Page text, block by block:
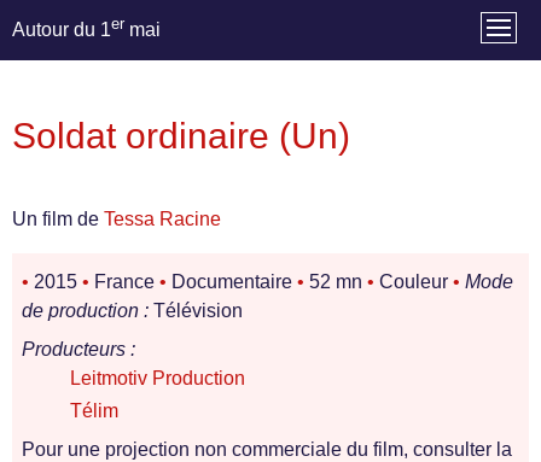
Autour du 1er mai
Soldat ordinaire (Un)
Un film de Tessa Racine
• 2015 • France • Documentaire • 52 mn • Couleur • Mode
de production : Télévision
Producteurs :
Leitmotiv Production
Télim
Pour une projection non commerciale du film, consulter la